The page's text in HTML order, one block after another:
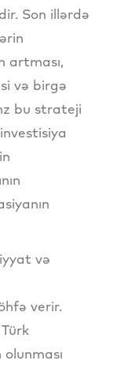
Son illərdə
artması,
və birgə
bu strateji
və
verir.